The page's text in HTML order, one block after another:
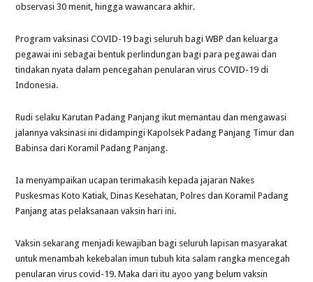
observasi 30 menit, hingga wawancara akhir.
Program vaksinasi COVID-19 bagi seluruh bagi WBP dan keluarga
pegawai ini sebagai bentuk perlindungan bagi para pegawai dan
tindakan nyata dalam pencegahan penularan virus COVID-19 di
Indonesia.
Rudi selaku Karutan Padang Panjang ikut memantau dan mengawasi
jalannya vaksinasi ini didampingi Kapolsek Padang Panjang Timur dan
Babinsa dari Koramil Padang Panjang.
Ia menyampaikan ucapan terimakasih kepada jajaran Nakes
Puskesmas Koto Katiak, Dinas Kesehatan, Polres dan Koramil Padang
Panjang atas pelaksanaan vaksin hari ini.
Vaksin sekarang menjadi kewajiban bagi seluruh lapisan masyarakat
untuk menambah kekebalan imun tubuh kita salam rangka mencegah
penularan virus covid-19. Maka dari itu ayoo yang belum vaksin